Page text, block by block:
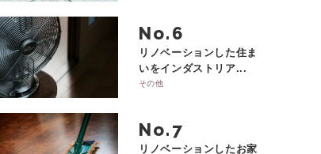
No.
リノベーションした住ま
いをインダストリア...
その他
No.
リノベーションしたお家